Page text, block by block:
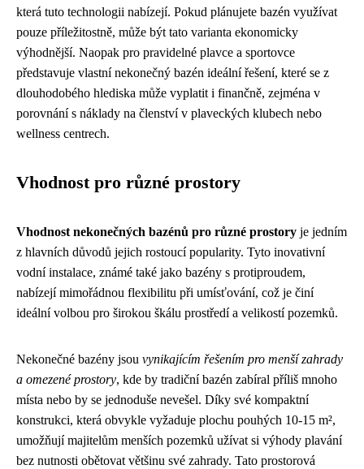
která tuto technologii nabízejí. Pokud plánujete bazén využívat
pouze příležitostně, může být tato varianta ekonomicky
výhodnější. Naopak pro pravidelné plavce a sportovce
představuje vlastní nekonečný bazén ideální řešení, které se z
dlouhodobého hlediska může vyplatit i finančně, zejména v
porovnání s náklady na členství v plaveckých klubech nebo
wellness centrech.
Vhodnost pro různé prostory
Vhodnost nekonečných bazénů pro různé prostory je jedním
z hlavních důvodů jejich rostoucí popularity. Tyto inovativní
vodní instalace, známé také jako bazény s protiproudem,
nabízejí mimořádnou flexibilitu při umísťování, což je činí
ideální volbou pro širokou škálu prostředí a velikostí pozemků.
Nekonečné bazény jsou vynikajícím řešením pro menší zahrady
a omezené prostory, kde by tradiční bazén zabíral příliš mnoho
místa nebo by se jednoduše nevešel. Díky své kompaktní
konstrukci, která obvykle vyžaduje plochu pouhých 10-15 m²,
umožňují majitelům menších pozemků užívat si výhody plavání
bez nutnosti obětovat většinu své zahrady. Tato prostorová